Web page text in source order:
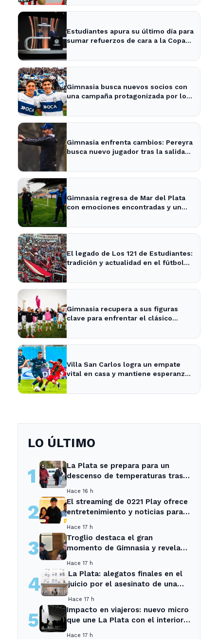
Estudiantes apura su último día para
sumar refuerzos de cara a la Copa
Gimnasia busca nuevos socios con
una campaña protagonizada por los
Gimnasia enfrenta cambios: Pereyra
busca nuevo jugador tras la salida
Gimnasia regresa de Mar del Plata
con emociones encontradas y un
El legado de Los 121 de Estudiantes:
tradición y actualidad en el fútbol
Gimnasia recupera a sus figuras
clave para enfrentar el clásico
Villa San Carlos logra un empate
vital en casa y mantiene esperanzas
LO ÚLTIMO
1
La Plata se prepara para un
descenso de temperaturas tras
Hace 16 h
2
El streaming de 0221 Play ofrece
entretenimiento y noticias para
Hace 17 h
3
Troglio destaca el gran
momento de Gimnasia y revela
Hace 17 h
4
La Plata: alegatos finales en el
juicio por el asesinato de una
Hace 17 h
5
Impacto en viajeros: nuevo micro
que une La Plata con el interior
Hace 17 h